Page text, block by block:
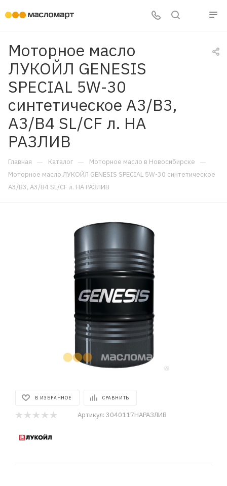
Моторное масло
ЛУКОЙЛ GENESIS
SPECIAL 5W-30
синтетическое A3/B3,
A3/B4 SL/CF л. НА
РАЗЛИВ
Главная — Каталог — Моторное масло в Новосибирске —
Моторное масло ЛУКОЙЛ GENESIS SPECIAL 5W-30 синтетическое
A3/B3, A3/B4 SL/CF л. НА РАЗЛИВ
В ИЗБРАННОЕ СРАВНИТЬ
Артикул: 3040117НАРАЗЛИВ